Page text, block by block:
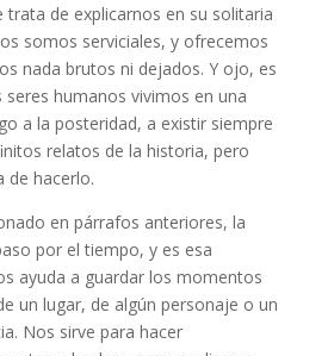
trata de explicarnos en su solitaria
somos serviciales, y ofrecemos
nada brutos ni dejados. Y ojo, es
seres humanos vivimos en una
a la posteridad, a existir siempre
relatos de la historia, pero
de hacerlo.
en párrafos anteriores, la
por el tiempo, y es esa
ayuda a guardar los momentos
un lugar, de algún personaje o un
Nos sirve para hacer